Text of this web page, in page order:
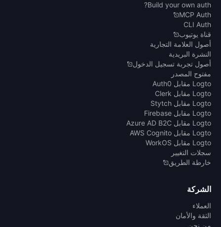
Build your own auth?
MCP Auth
CLI Auth
قناة يوتيوب
أصول العلامة التجارية
النشرة البريدية
أصول تجربة تسجيل الدخول
مفتوح المصدر
Logto مقابل Auth0
Logto مقابل Clerk
Logto مقابل Stytch
Logto مقابل Firebase
Logto مقابل Azure AD B2C
Logto مقابل AWS Cognito
Logto مقابل WorkOS
سجلات التغيير
خارطة الطريق
الشركة
العملاء
الثقة والأمان